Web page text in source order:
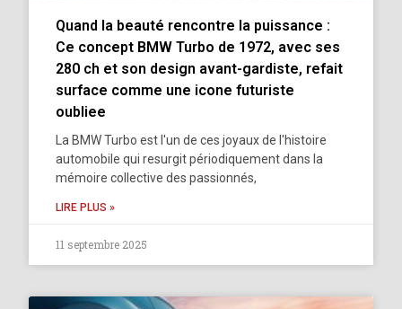
Quand la beauté rencontre la puissance :
Ce concept BMW Turbo de 1972, avec ses
280 ch et son design avant-gardiste, refait
surface comme une icone futuriste
oubliee
La BMW Turbo est l'un de ces joyaux de l'histoire
automobile qui resurgit périodiquement dans la
mémoire collective des passionnés,
LIRE PLUS »
11 septembre 2025